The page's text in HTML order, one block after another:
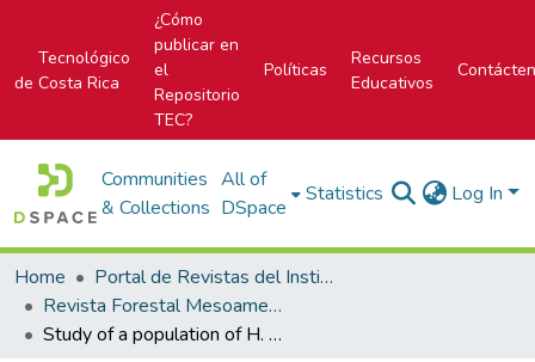
Tecnológico
de Costa Rica
¿Cómo
publicar en
el
Repositorio
TEC?
Políticas
Recursos
Educativos
Communities
& Collections
All of
DSpace
Statistics Log In
Home
Portal de Revistas del Instituto Tecnológico de Costa Rica
Revista Forestal Mesoamericana Kurú
Study of a population of H. cuneata Geonoma Wendl. ex Spruce, J. Linn Soc in a secondary forest in Matina de Limon, Costa Rica